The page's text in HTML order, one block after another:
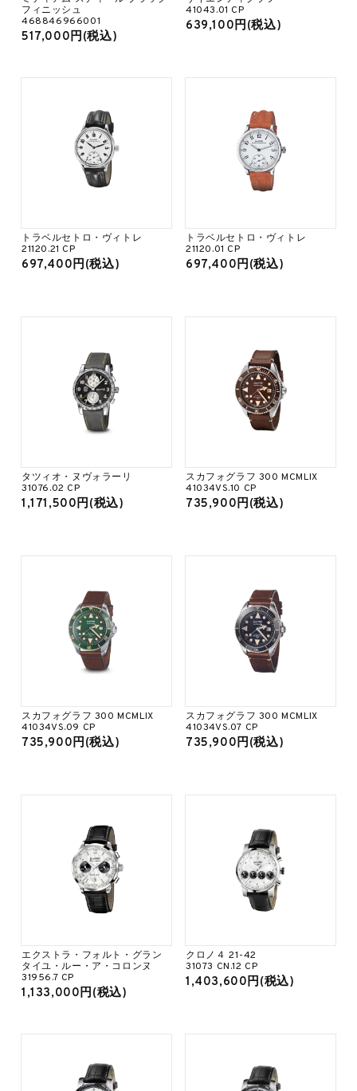
フィニッシュ
468846966001
517,000円(税込)
41043.01 CP
639,100円(税込)
トラベルセトロ・ヴィトレ
21120.21 CP
697,400円(税込)
トラベルセトロ・ヴィトレ
21120.01 CP
697,400円(税込)
タツィオ・ヌヴォラーリ
31076.02 CP
1,171,500円(税込)
スカフォグラフ 300 MCMLIX
41034VS.10 CP
735,900円(税込)
スカフォグラフ 300 MCMLIX
41034VS.09 CP
735,900円(税込)
スカフォグラフ 300 MCMLIX
41034VS.07 CP
735,900円(税込)
エクストラ・フォルト・グラン
タイユ・ルー・ア・コロンヌ
31956.7 CP
1,133,000円(税込)
クロノ４ 21-42
31073 CN.12 CP
1,403,600円(税込)